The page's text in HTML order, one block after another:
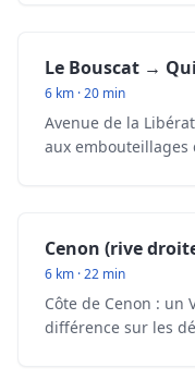
Le Bouscat →
6 km · 20 min
Avenue de la
aux embouteillages
Cenon (rive
6 km · 22 min
Côte de Cenon : un
différence sur les